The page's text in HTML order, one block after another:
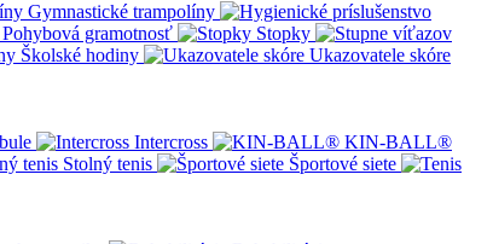
Gymnastické trampolíny
Pohybová gramotnosť
Stopky
Školské hodiny
Ukazovatele skóre
Intercross
KIN-BALL®
Stolný tenis
Športové siete